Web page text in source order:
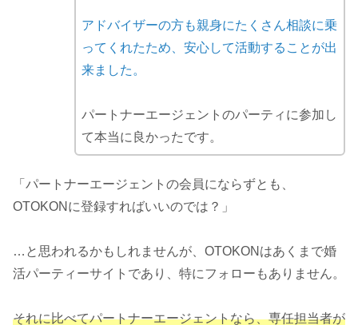
アドバイザーの方も親身にたくさん相談に乗
ってくれたため、安心して活動することが出
来ました。
パートナーエージェントのパーティに参加し
て本当に良かったです。
「パートナーエージェントの会員にならずとも、
OTOKONに登録すればいいのでは？」
…と思われるかもしれませんが、OTOKONはあくまで婚
活パーティーサイトであり、特にフォローもありません。
それに比べてパートナーエージェントなら、専任担当者が